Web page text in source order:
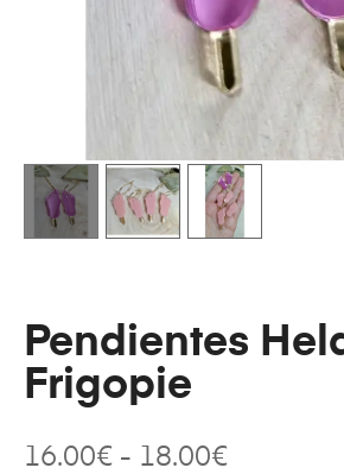
Pendientes
Frigopie
16.00€ - 18.00€